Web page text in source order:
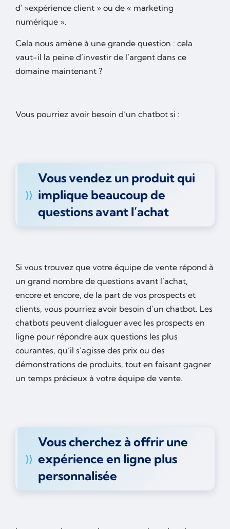
d' »expérience client » ou de « marketing
numérique ».
Cela nous amène à une grande question : cela
vaut-il la peine d’investir de l’argent dans ce
domaine maintenant ?
Vous pourriez avoir besoin d’un chatbot si :
Vous vendez un produit qui
implique beaucoup de
questions avant l’achat
Si vous trouvez que votre équipe de vente répond à
un grand nombre de questions avant l’achat,
encore et encore, de la part de vos prospects et
clients, vous pourriez avoir besoin d’un chatbot. Les
chatbots peuvent dialoguer avec les prospects en
ligne pour répondre aux questions les plus
courantes, qu’il s’agisse des prix ou des
démonstrations de produits, tout en faisant gagner
un temps précieux à votre équipe de vente.
Vous cherchez à offrir une
expérience en ligne plus
personnalisée